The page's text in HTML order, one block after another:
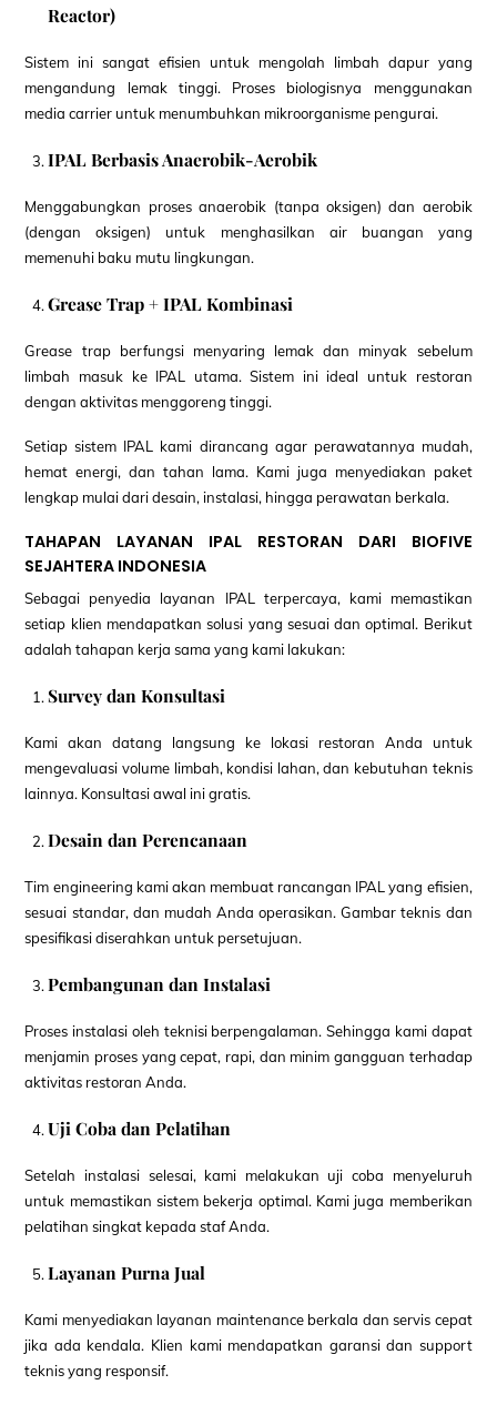
Reactor)
Sistem ini sangat efisien untuk mengolah limbah dapur yang
mengandung lemak tinggi. Proses biologisnya menggunakan
media carrier untuk menumbuhkan mikroorganisme pengurai.
IPAL Berbasis Anaerobik-Aerobik
Menggabungkan proses anaerobik (tanpa oksigen) dan aerobik
(dengan oksigen) untuk menghasilkan air buangan yang
memenuhi baku mutu lingkungan.
Grease Trap + IPAL Kombinasi
Grease trap berfungsi menyaring lemak dan minyak sebelum
limbah masuk ke IPAL utama. Sistem ini ideal untuk restoran
dengan aktivitas menggoreng tinggi.
Setiap sistem IPAL kami dirancang agar perawatannya mudah,
hemat energi, dan tahan lama. Kami juga menyediakan paket
lengkap mulai dari desain, instalasi, hingga perawatan berkala.
TAHAPAN LAYANAN IPAL RESTORAN DARI BIOFIVE
SEJAHTERA INDONESIA
Sebagai penyedia layanan IPAL terpercaya, kami memastikan
setiap klien mendapatkan solusi yang sesuai dan optimal. Berikut
adalah tahapan kerja sama yang kami lakukan:
Survey dan Konsultasi
Kami akan datang langsung ke lokasi restoran Anda untuk
mengevaluasi volume limbah, kondisi lahan, dan kebutuhan teknis
lainnya. Konsultasi awal ini gratis.
Desain dan Perencanaan
Tim engineering kami akan membuat rancangan IPAL yang efisien,
sesuai standar, dan mudah Anda operasikan. Gambar teknis dan
spesifikasi diserahkan untuk persetujuan.
Pembangunan dan Instalasi
Proses instalasi oleh teknisi berpengalaman. Sehingga kami dapat
menjamin proses yang cepat, rapi, dan minim gangguan terhadap
aktivitas restoran Anda.
Uji Coba dan Pelatihan
Setelah instalasi selesai, kami melakukan uji coba menyeluruh
untuk memastikan sistem bekerja optimal. Kami juga memberikan
pelatihan singkat kepada staf Anda.
Layanan Purna Jual
Kami menyediakan layanan maintenance berkala dan servis cepat
jika ada kendala. Klien kami mendapatkan garansi dan support
teknis yang responsif.